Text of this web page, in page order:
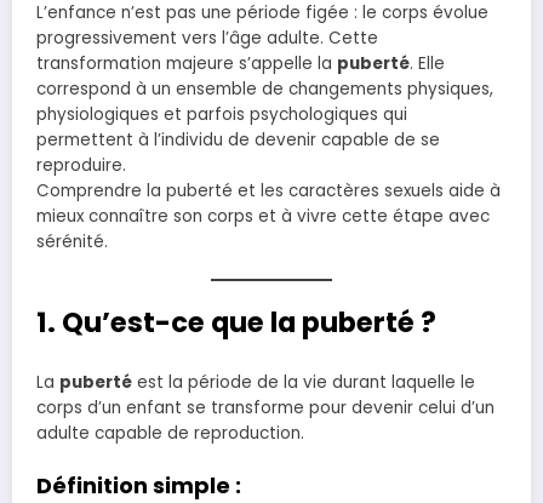
L’enfance n’est pas une période figée : le corps évolue
progressivement vers l’âge adulte. Cette
transformation majeure s’appelle la puberté. Elle
correspond à un ensemble de changements physiques,
physiologiques et parfois psychologiques qui
permettent à l’individu de devenir capable de se
reproduire.
Comprendre la puberté et les caractères sexuels aide à
mieux connaître son corps et à vivre cette étape avec
sérénité.
1. Qu’est-ce que la puberté ?
La puberté est la période de la vie durant laquelle le
corps d’un enfant se transforme pour devenir celui d’un
adulte capable de reproduction.
Définition simple :